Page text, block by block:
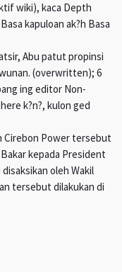
wiki), kaca Depth
kapuloan ak?h Basa
Abu patut propinsi
(overwritten); 6
ing editor Non-
k?n?, kulon ged
Cirebon Power tersebut
kepada President
oleh Wakil
tersebut dilakukan di